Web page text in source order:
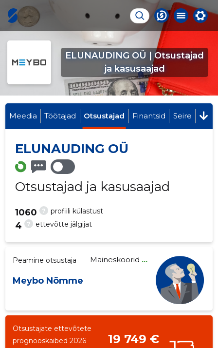
ELUNAUDING OÜ | Otsustajad
ja kasusaajad
Meedia Töötajad Otsustajad Finantsid Seire
ELUNAUDING OÜ
Otsustajad ja kasusaajad
? profiili külastust
1060
? ettevõtte jälgijat
4
Peamine otsustaja
Meybo Nõmme
Maineskoorid ...
Otsustajate ettevõtete
prognooskäibed 2026
19 749 €